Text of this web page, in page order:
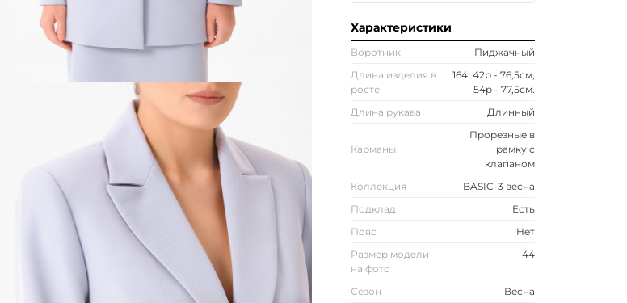
Характеристики
Воротник
Пиджачный
Длина изделия в
росте
164: 42р - 76,5см,
54р - 77,5см.
Длина рукава
Длинный
Карманы
Прорезные в
рамку с
клапаном
Коллекция
BASIC-3 весна
Подклад
Есть
Пояс
Нет
Размер модели
на фото
44
Сезон
Весна